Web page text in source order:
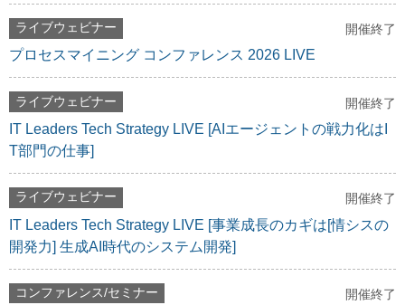
ライブウェビナー 開催終了
プロセスマイニング コンファレンス 2026 LIVE
ライブウェビナー 開催終了
IT Leaders Tech Strategy LIVE [AIエージェントの戦力化はI
T部門の仕事]
ライブウェビナー 開催終了
IT Leaders Tech Strategy LIVE [事業成長のカギは[情シスの
開発力] 生成AI時代のシステム開発]
コンファレンス/セミナー 開催終了